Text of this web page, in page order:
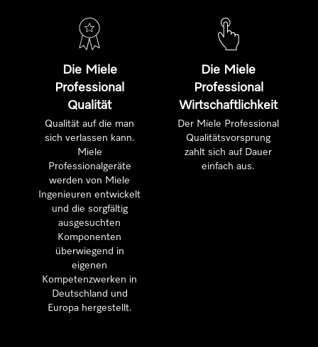
Die Miele
Professional
Qualität
Qualität auf die man
sich verlassen kann.
Miele
Professionalgeräte
werden von Miele
Ingenieuren entwickelt
und die sorgfältig
ausgesuchten
Komponenten
überwiegend in
eigenen
Kompetenzwerken in
Deutschland und
Europa hergestellt.
Die Miele
Professional
Wirtschaftlichkeit
Der Miele Professional
Qualitätsvorsprung
zahlt sich auf Dauer
einfach aus.